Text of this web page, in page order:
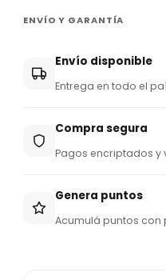
5
5
ENVÍO Y GARANTÍA
Envío disponible
Entrega en todo el
Compra segura
Pagos encriptados y
Genera puntos
Acumulá puntos